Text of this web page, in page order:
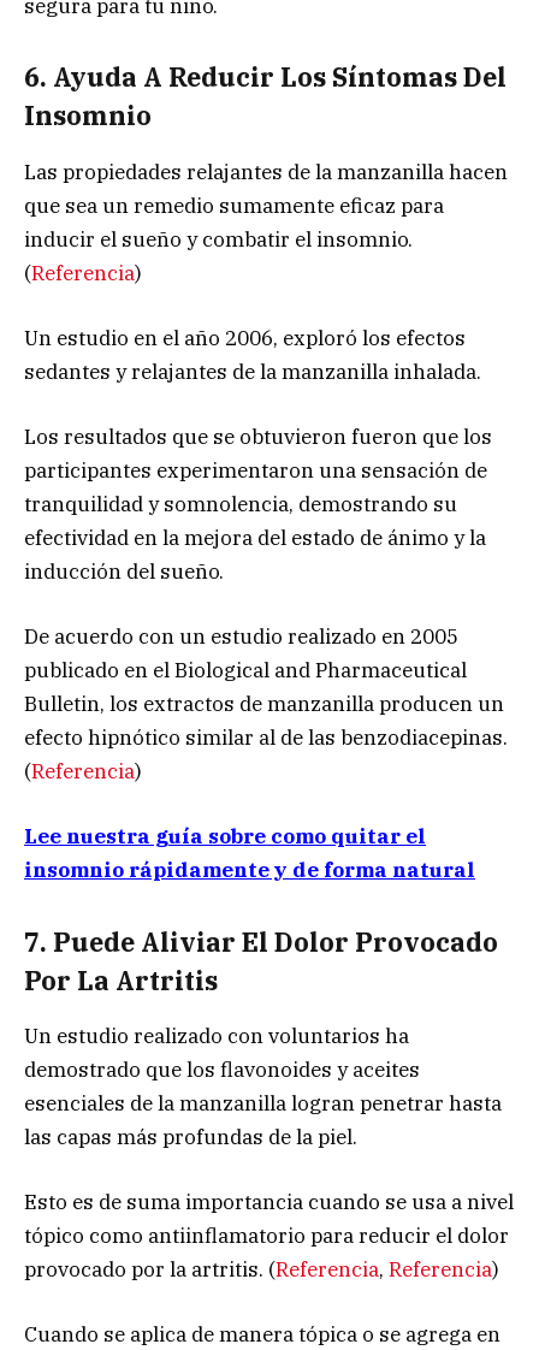
segura para tu niño.
6. Ayuda A Reducir Los Síntomas Del
Insomnio
Las propiedades relajantes de la manzanilla hacen
que sea un remedio sumamente eficaz para
inducir el sueño y combatir el insomnio.
(Referencia)
Un estudio en el año 2006, exploró los efectos
sedantes y relajantes de la manzanilla inhalada.
Los resultados que se obtuvieron fueron que los
participantes experimentaron una sensación de
tranquilidad y somnolencia, demostrando su
efectividad en la mejora del estado de ánimo y la
inducción del sueño.
De acuerdo con un estudio realizado en 2005
publicado en el Biological and Pharmaceutical
Bulletin, los extractos de manzanilla producen un
efecto hipnótico similar al de las benzodiacepinas.
(Referencia)
Lee nuestra guía sobre como quitar el
insomnio rápidamente y de forma natural
7. Puede Aliviar El Dolor Provocado
Por La Artritis
Un estudio realizado con voluntarios ha
demostrado que los flavonoides y aceites
esenciales de la manzanilla logran penetrar hasta
las capas más profundas de la piel.
Esto es de suma importancia cuando se usa a nivel
tópico como antiinflamatorio para reducir el dolor
provocado por la artritis. (Referencia, Referencia)
Cuando se aplica de manera tópica o se agrega en